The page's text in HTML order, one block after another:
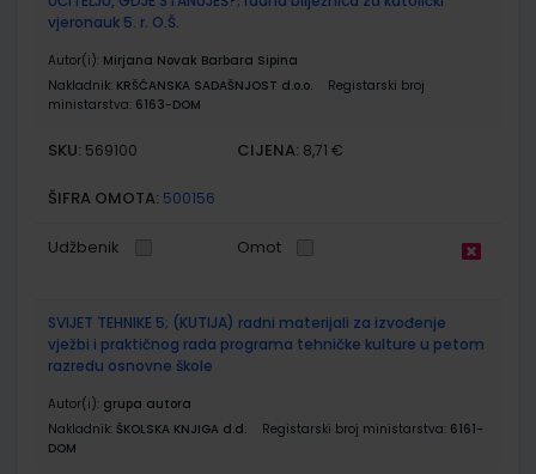
vjeronauk 5. r. O.Š.
Autor(i): Mirjana Novak Barbara Sipina
Nakladnik: KRŠĆANSKA SADAŠNJOST d.o.o.
Registarski broj
ministarstva: 6163-DOM
SKU: 569100 CIJENA: 8,71 €
ŠIFRA OMOTA: 500156
Udžbenik Omot
SVIJET TEHNIKE 5; (KUTIJA) radni materijali za izvođenje
vježbi i praktičnog rada programa tehničke kulture u petom
razredu osnovne škole
Autor(i): grupa autora
Nakladnik: ŠKOLSKA KNJIGA d.d. Registarski broj ministarstva: 6161-
DOM